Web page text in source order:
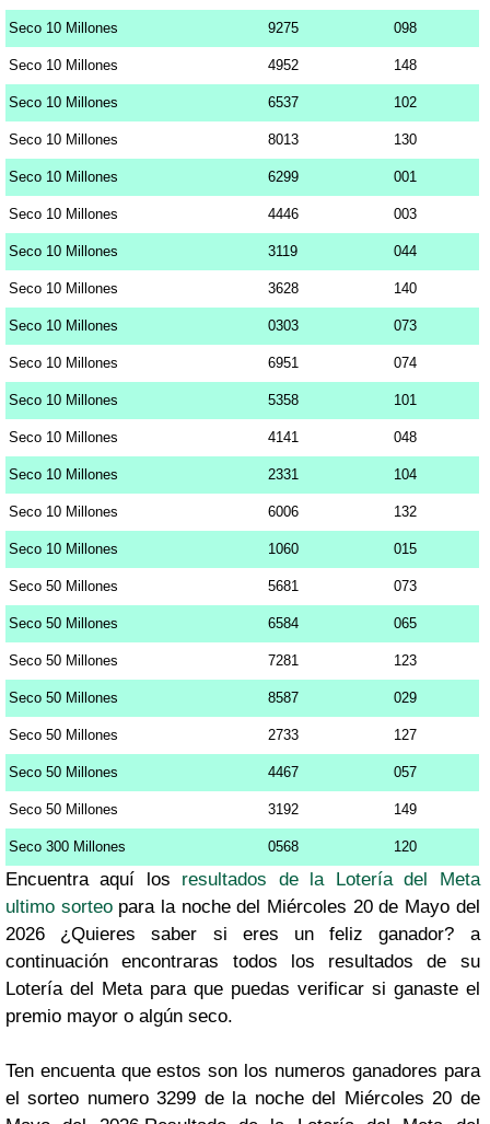
Seco 10 Millones 9275 098
Seco 10 Millones 4952 148
Seco 10 Millones 6537 102
Seco 10 Millones 8013 130
Seco 10 Millones 6299 001
Seco 10 Millones 4446 003
Seco 10 Millones 3119 044
Seco 10 Millones 3628 140
Seco 10 Millones 0303 073
Seco 10 Millones 6951 074
Seco 10 Millones 5358 101
Seco 10 Millones 4141 048
Seco 10 Millones 2331 104
Seco 10 Millones 6006 132
Seco 10 Millones 1060 015
Seco 50 Millones 5681 073
Seco 50 Millones 6584 065
Seco 50 Millones 7281 123
Seco 50 Millones 8587 029
Seco 50 Millones 2733 127
Seco 50 Millones 4467 057
Seco 50 Millones 3192 149
Seco 300 Millones 0568 120
Encuentra aquí los resultados de la Lotería del Meta
ultimo sorteopara la noche del Miércoles 20 de Mayo del
2026 ¿Quieres saber si eres un feliz ganador? a
continuación encontraras todos los resultados de su
Lotería del Meta para que puedas verificar si ganaste el
premio mayor o algún seco.
Ten encuenta que estos son los numeros ganadores para
el sorteo numero 3299 de la noche del Miércoles 20 de